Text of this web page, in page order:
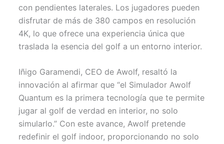
con pendientes laterales. Los jugadores pueden
disfrutar de más de 380 campos en resolución
4K, lo que ofrece una experiencia única que
traslada la esencia del golf a un entorno interior.
Iñigo Garamendi, CEO de Awolf, resaltó la
innovación al afirmar que “el Simulador Awolf
Quantum es la primera tecnología que te permite
jugar al golf de verdad en interior, no solo
simularlo.” Con este avance, Awolf pretende
redefinir el golf indoor, proporcionando no solo